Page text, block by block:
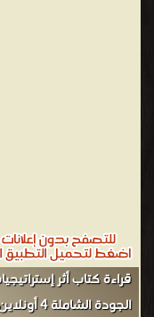
5 ❝ ❞ أثر إستراتيجيات
الشاملة 1 ❝ ❞ أثر
الجودة
قراءة كتاب أثر
الجودة الشاملة 4 أونلاين